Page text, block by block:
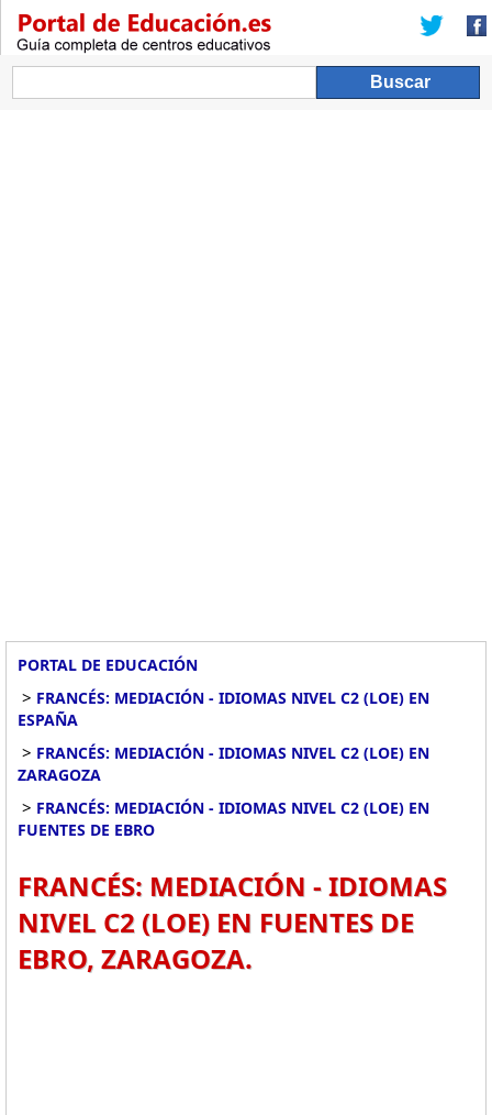
PORTAL DE EDUCACIÓN
> FRANCÉS: MEDIACIÓN - IDIOMAS NIVEL C2 (LOE) EN
ESPAÑA
> FRANCÉS: MEDIACIÓN - IDIOMAS NIVEL C2 (LOE) EN
ZARAGOZA
> FRANCÉS: MEDIACIÓN - IDIOMAS NIVEL C2 (LOE) EN
FUENTES DE EBRO
FRANCÉS: MEDIACIÓN - IDIOMAS
NIVEL C2 (LOE) EN FUENTES DE
EBRO, ZARAGOZA.